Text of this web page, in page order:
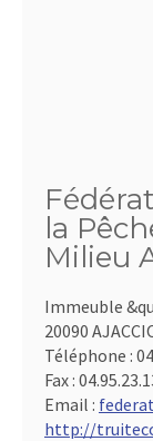
la
Milieu
Immeuble
20090
Téléphone :
Fax :
Email :
http://